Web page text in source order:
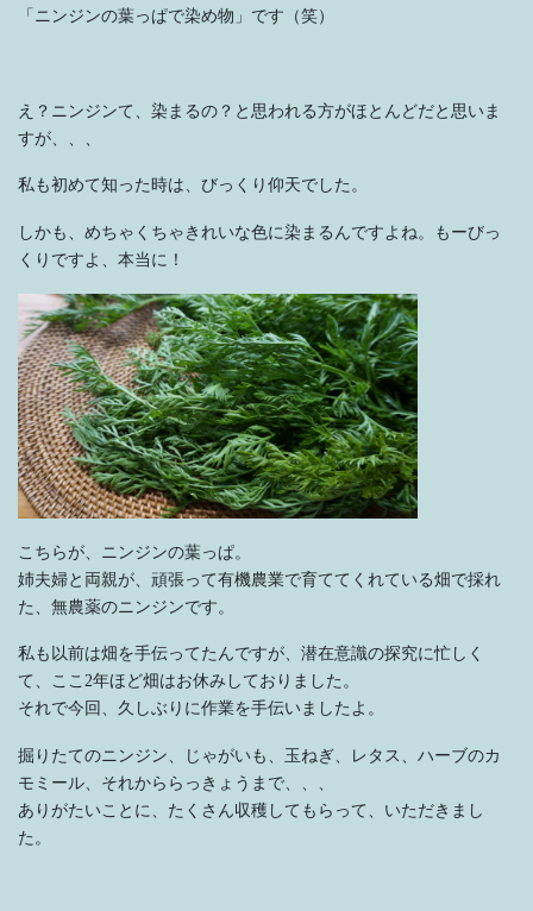
「ニンジンの葉っぱで染め物」です（笑）
え？ニンジンて、染まるの？と思われる方がほとんどだと思いま
すが、、、
私も初めて知った時は、びっくり仰天でした。
しかも、めちゃくちゃきれいな色に染まるんですよね。もーびっ
くりですよ、本当に！
こちらが、ニンジンの葉っぱ。
姉夫婦と両親が、頑張って有機農業で育ててくれている畑で採れ
た、無農薬のニンジンです。
私も以前は畑を手伝ってたんですが、潜在意識の探究に忙しく
て、ここ2年ほど畑はお休みしておりました。
それで今回、久しぶりに作業を手伝いましたよ。
掘りたてのニンジン、じゃがいも、玉ねぎ、レタス、ハーブのカ
モミール、それかららっきょうまで、、、
ありがたいことに、たくさん収穫してもらって、いただきまし
た。